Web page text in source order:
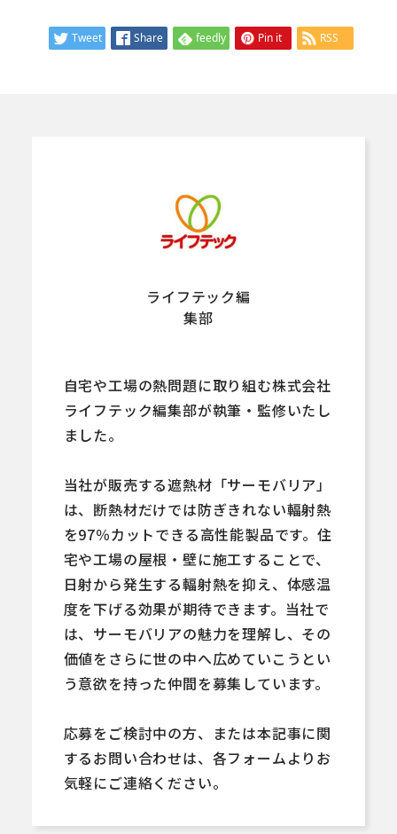
Tweet Share feedly Pin it RSS
ライフテック編
集部
自宅や工場の熱問題に取り組む株式会社
ライフテック編集部が執筆・監修いたし
ました。
当社が販売する遮熱材「サーモバリア」
は、断熱材だけでは防ぎきれない輻射熱
を97％カットできる高性能製品です。住
宅や工場の屋根・壁に施工することで、
日射から発生する輻射熱を抑え、体感温
度を下げる効果が期待できます。当社で
は、サーモバリアの魅力を理解し、その
価値をさらに世の中へ広めていこうとい
う意欲を持った仲間を募集しています。
応募をご検討中の方、または本記事に関
するお問い合わせは、各フォームよりお
気軽にご連絡ください。